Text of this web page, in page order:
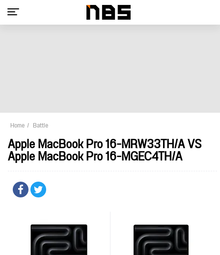
Home Battle
Apple MacBook Pro 16-MRW33TH/A VS
Apple MacBook Pro 16-MGEC4TH/A